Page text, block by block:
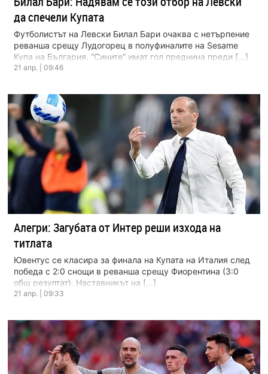
да спечели Купата
Футболистът на Левски Билал Бари очаква с нетърпение
реванша срещу Лудогорец в полуфиналите на Sesame
Купа на България. “Сините” имат гол преднина преди […]
21 апр. | 09:46
Алегри: Загубата от Интер реши изхода на
титлата
Ювентус се класира за финала на Купата на Италия след
победа с 2:0 снощи в реванша срещу Фиорентина (3:0
общ резултат). Наставникът на […]
21 апр. | 09:33